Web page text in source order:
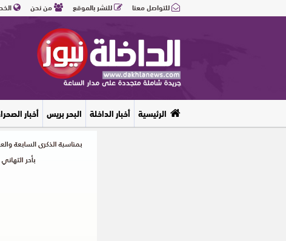
للتواصل معنا للنشر بالموقع من نحن
الرئيسية أخبار الداخلة البحر بريس أخبار